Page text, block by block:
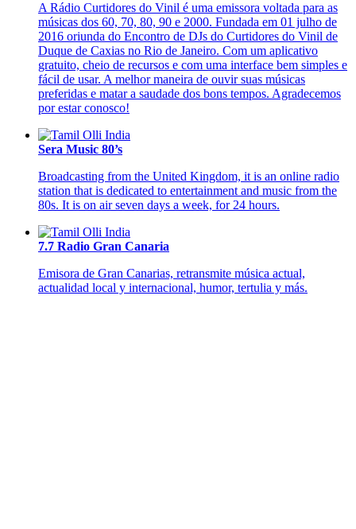
A Rádio Curtidores do Vinil é uma emissora voltada para as
músicas dos 60, 70, 80, 90 e 2000. Fundada em 01 julho de
2016 oriunda do Encontro de DJs do Curtidores do Vinil de
Duque de Caxias no Rio de Janeiro. Com um aplicativo
gratuito, cheio de recursos e com uma interface bem simples e
fácil de usar. A melhor maneira de ouvir suas músicas
preferidas e matar a saudade dos bons tempos. Agradecemos
por estar conosco!
Sera Music 80’s
Broadcasting from the United Kingdom, it is an online radio
station that is dedicated to entertainment and music from the
80s. It is on air seven days a week, for 24 hours.
7.7 Radio Gran Canaria
Emisora de Gran Canarias, retransmite música actual,
actualidad local y internacional, humor, tertulia y más.